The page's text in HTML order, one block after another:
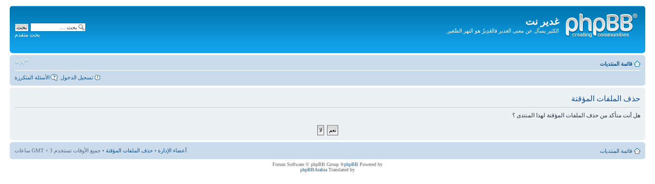
غدير نت
الكثير يسأل عن معنى الغدير فالغَدِيرُ هو النهر الصَّغير.
المحتويات
بحث متقدم
قائمة المنتديات
الأسئلة المتكررة تسجيل الدخول
حذف الملفات المؤقتة
هل أنت متأكد من حذف الملفات المؤقتة لهذا المنتدى ؟
قائمة المنتديات أعضاء الإدارة • حذف الملفات المؤقتة • جميع الأوقات تستخدم GMT + 3 ساعات
Powered by
phpBB
® Forum Software © phpBB Group
Translated by
phpBBArabia